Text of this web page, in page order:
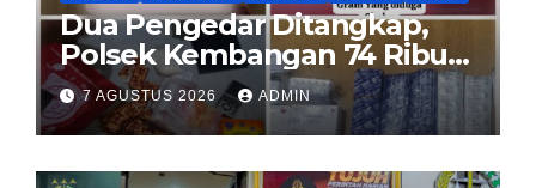
Dua Pengedar Ditangkap,
Polsek Kembangan 74 Ribu
Obat Keras, Sabu Hingga
Puluhan Vape Etomidate
Diamankan
7 AGUSTUS 2026 ADMIN